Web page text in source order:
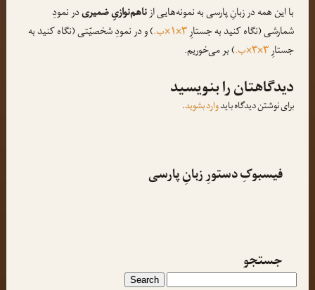
با این همه در زبانِ پارسی به نمونه‌هایی ازناهم‌نوازیِ ضمیریدر نمودِ
شمارشی (نگاه کنید به جستارِ۳×۱×ب.
) و در نمودِ شخصیّتی (نگاه کنید به
جستارِ۳×۳×ب. ) بر می‌خوریم.
دیدگاهتان را بنویسید
برای نوشتن دیدگاه بایدوارد بشوید.
فیسبوکِ دستورِ زبانِ پارسی
جستجو